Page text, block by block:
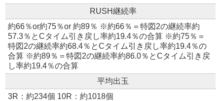
RUSH継続率
約66％or約75％or 約89％ ※約66％＝特図2の継続率約
57.3％とCタイム引き戻し率約19.4％の合算 ※約75％＝
特図2の継続率約68.4％とCタイム引き戻し率約19.4％の
合算 ※約89％＝特図2の継続率約86.0％とCタイム引き戻
し率約19.4％の合算
平均出玉
3R：約234個 10R：約1018個